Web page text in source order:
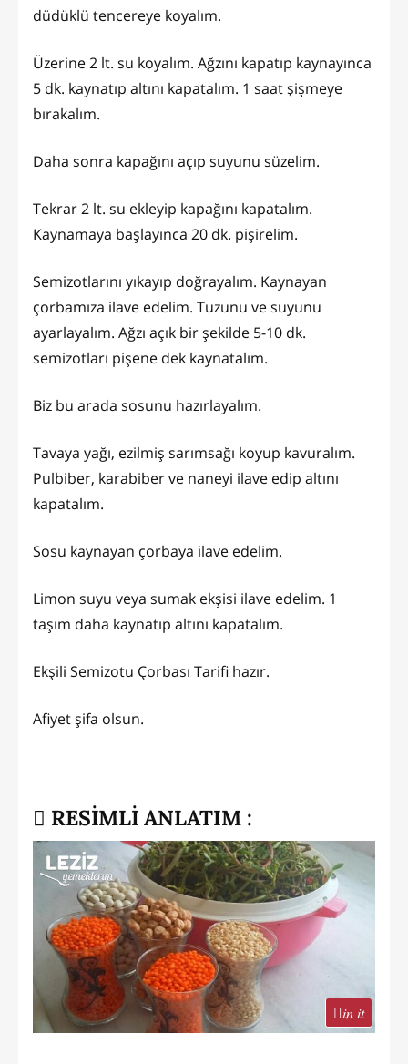
düdüklü tencereye koyalım.
Üzerine 2 lt. su koyalım. Ağzını kapatıp kaynayınca
5 dk. kaynatıp altını kapatalım. 1 saat şişmeye
bırakalım.
Daha sonra kapağını açıp suyunu süzelim.
Tekrar 2 lt. su ekleyip kapağını kapatalım.
Kaynamaya başlayınca 20 dk. pişirelim.
Semizotlarını yıkayıp doğrayalım. Kaynayan
çorbamıza ilave edelim. Tuzunu ve suyunu
ayarlayalım. Ağzı açık bir şekilde 5-10 dk.
semizotları pişene dek kaynatalım.
Biz bu arada sosunu hazırlayalım.
Tavaya yağı, ezilmiş sarımsağı koyup kavuralım.
Pulbiber, karabiber ve naneyi ilave edip altını
kapatalım.
Sosu kaynayan çorbaya ilave edelim.
Limon suyu veya sumak ekşisi ilave edelim. 1
taşım daha kaynatıp altını kapatalım.
Ekşili Semizotu Çorbası Tarifi hazır.
Afiyet şifa olsun.
RESİMLİ ANLATIM :
in it